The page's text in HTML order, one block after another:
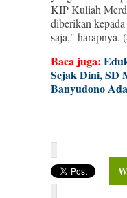
KIP Kuliah
diberikan
saja," harapnya.
Baca juga:
Sejak Dini, SD
Banyudono